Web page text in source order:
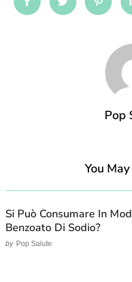
FacebookTwitter
Pop
You
Si Può Consumare In
Benzoato Di Sodio?
by Pop Salute